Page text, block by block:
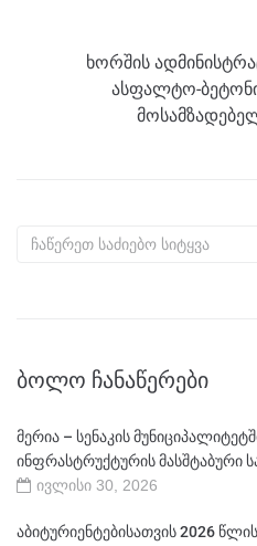
ხორშის
ასფალტო-
ᲑᲝᲚᲝ ᲩᲐᲜᲐᲬᲔᲠᲔᲑᲘ
მერია – სენაკის
ინფრასტრუქტურის მასშტაბური
ივლისი 30, 2026
აბიტურიენტებისათვის 2026